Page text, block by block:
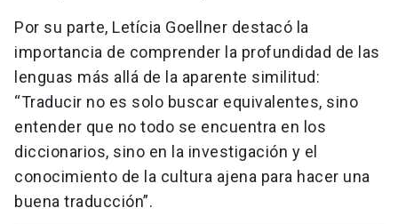
Por su parte, Letícia Goellner destacó la
importancia de comprender la profundidad de las
lenguas más allá de la aparente similitud:
“Traducir no es solo buscar equivalentes, sino
entender que no todo se encuentra en los
diccionarios, sino en la investigación y el
conocimiento de la cultura ajena para hacer una
buena traducción”.